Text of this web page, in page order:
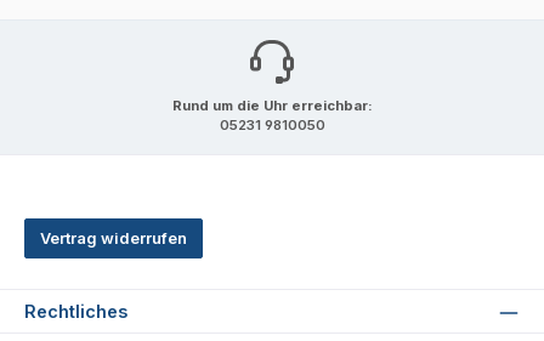
Rund um die Uhr erreichbar:
05231 9810050
Vertrag widerrufen
Rechtliches